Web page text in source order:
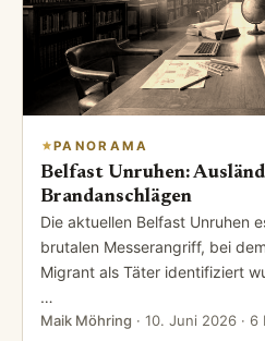
PANORAMA
Belfast Unruhen:
Brandanschlägen
Die aktuellen Belfast Unruhen
brutalen Messerangriff, bei
Migrant als Täter identifiziert
…
Maik Möhring · 10. Juni 2026 ·